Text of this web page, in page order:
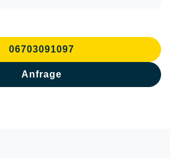
06703091097
Anfrage